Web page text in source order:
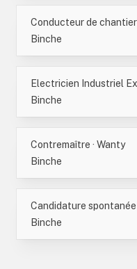
Conducteur de
Binche
Electricien Industriel
Binche
Contremaître · Wanty
Binche
Candidature spontanée
Binche